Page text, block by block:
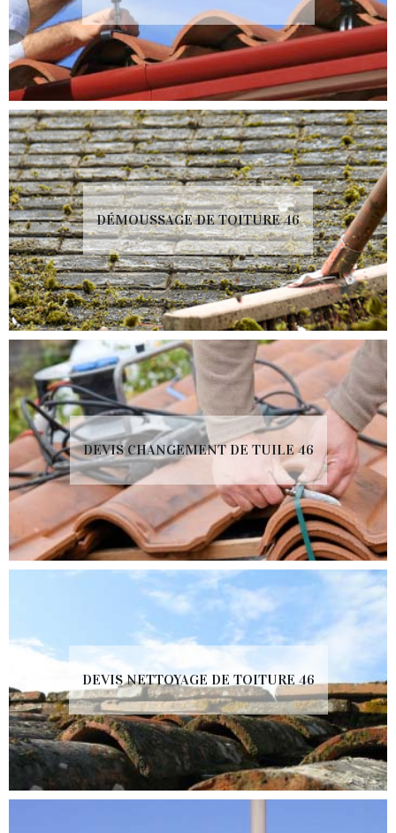
DÉMOUSSAGE DE TOITURE 46
DEVIS CHANGEMENT DE TUILE 46
DEVIS NETTOYAGE DE TOITURE 46